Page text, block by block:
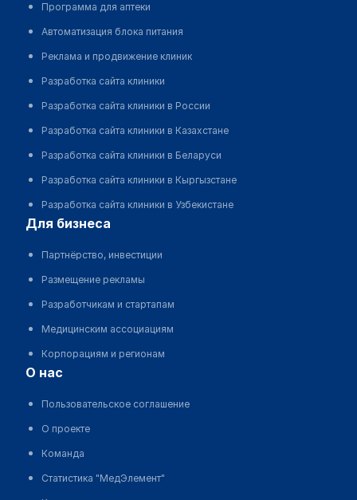
Программа для аптеки
Автоматизация блока питания
Реклама и продвижение клиник
Разработка сайта клиники
Разработка сайта клиники в России
Разработка сайта клиники в Казахстане
Разработка сайта клиники в Беларуси
Разработка сайта клиники в Кыргызстане
Разработка сайта клиники в Узбекистане
для бизнеса
Партнёрство, инвестиции
Размещение рекламы
Разработчикам и стартапам
Медицинским ассоциациям
Корпорациям и регионам
о нас
Пользовательское соглашение
О проекте
Команда
Статистика "МедЭлемент"